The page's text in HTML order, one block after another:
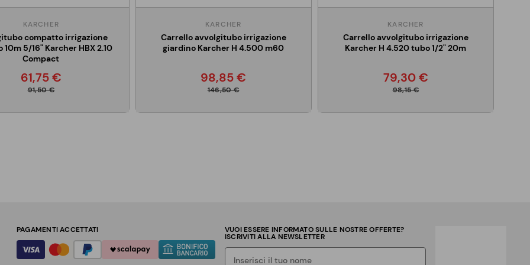
KARCHER
compatto irrigazione
10m 5/16" Karcher HBX 2.10
Compact
61,75 €
91,50 €
KARCHER
Carrello avvolgitubo irrigazione
giardino Karcher H 4.500 m60
98,85 €
146,50 €
KARCHER
Carrello avvolgitubo irrigazione
Karcher H 4.520 tubo 1/2" 20m
79,30 €
98,15 €
PAGAMENTI ACCETTATI VUOI ESSERE INFORMATO SULLE NOSTRE OFFERTE?
ISCRIVITI ALLA NEWSLETTER